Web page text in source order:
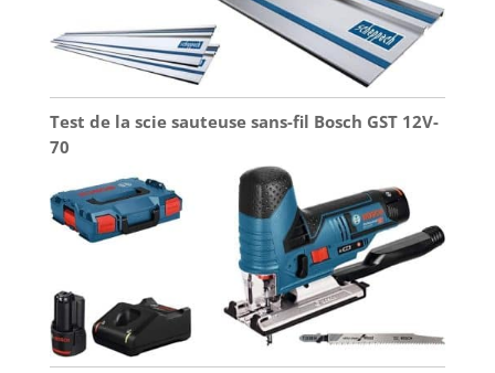
Test de la scie sauteuse sans-fil Bosch GST 12V-
70